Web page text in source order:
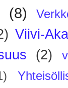
(8)
Viivi-
(2)